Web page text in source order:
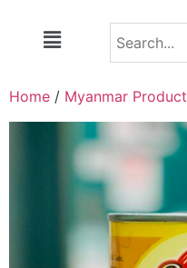
Home / Myanmar Product